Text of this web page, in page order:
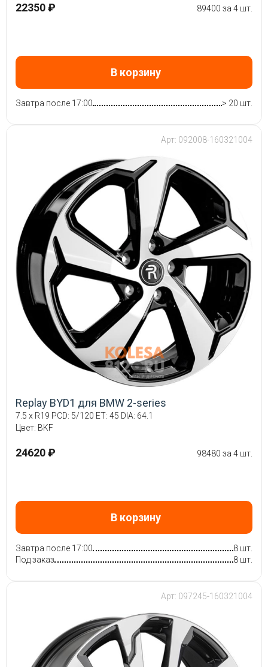
22350 ₽ 89400 за 4 шт.
В корзину
Завтра после 17:00 > 20 шт.
Арт: 092008-160321004
Replay BYD1 для BMW 2-series
7.5 x R19 PCD: 5/120 ET: 45 DIA: 64.1
Цвет: BKF
24620 ₽ 98480 за 4 шт.
В корзину
Завтра после 17:00
8 шт.
Под заказ
8 шт.
Арт: 097245-160321004